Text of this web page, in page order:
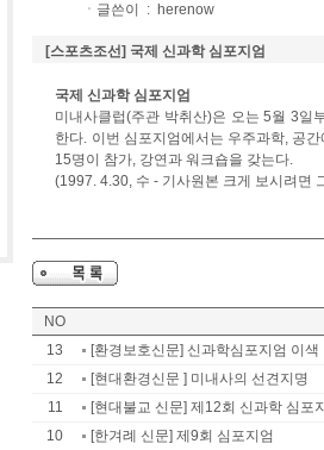
ㆍ글쓴이 : herenow
[스포츠조선] 국제 신과학 심포지엄
국제 신과학 심포지엄
미내사클럽(주관 박취산)은 오는 5월 3일
한다. 이번 심포지엄에서는 우주과학, 공
15명이 참가, 강연과 워크숍을 갖는다.
(1997. 4.30, 수 - 기사원본 크게 보시려면
NO
13
[환경보호신문] 신과학심포지엄 이색
12
[현대환경신문 ] 미내사의 선견지명
11
[현대불교 신문] 제12회 신과학 심포
10
[한겨례 신문] 제9회 심포지엄